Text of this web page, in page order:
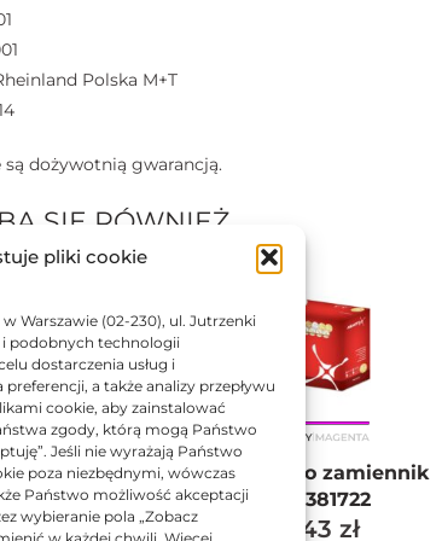
pliki cookie
Warszawie (02-230), ul. Jutrzenki
i podobnych technologii
dostarczenia usług i
a także analizy przepływu
cookie, aby zainstalować
zgody, którą mogą Państwo
Jeśli nie wyrażają Państwo
poza niezbędnymi, wówczas
Państwo możliwość akceptacji
wybieranie pola „Zobacz
Polska M+T
dożywotnią gwarancją.
SIĘ RÓWNIEŻ…
Bęben Asarto zamiennik
OKI 43381722
209,43 zł